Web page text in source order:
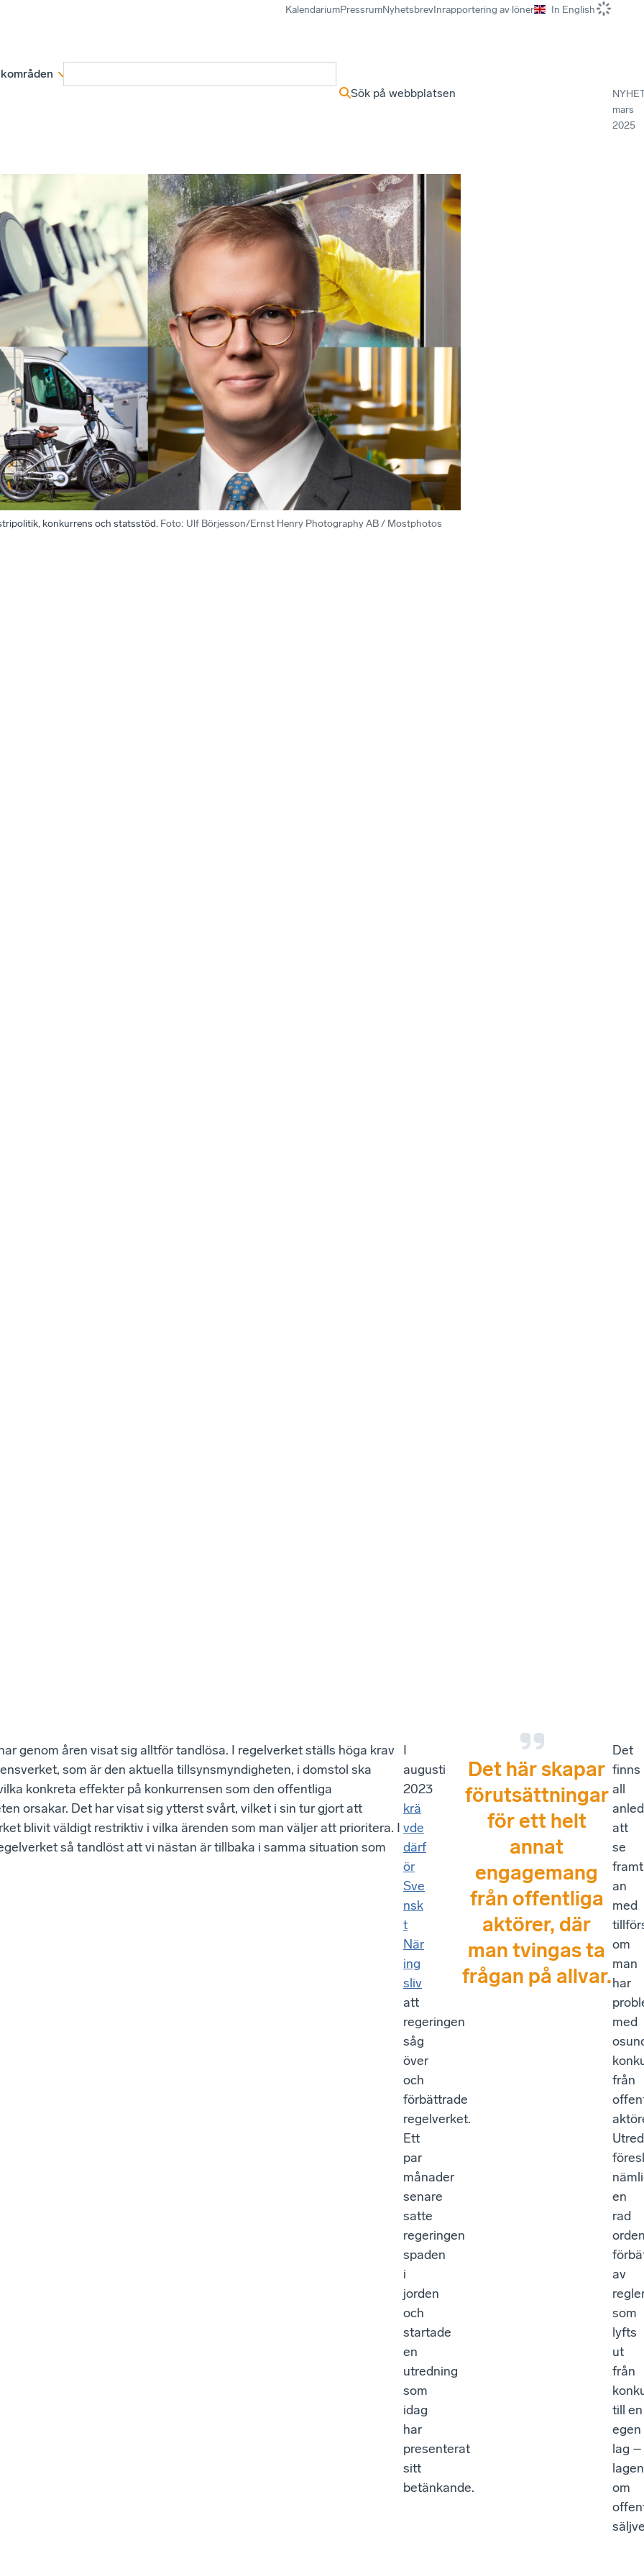
KalendariumPressrumNyhetsbrevInrapportering av löner In English
Sök på webbplatsen
mars
2025
konkurrens och statsstöd. Foto: Ulf Börjesson/Ernst Henry Photography AB / Mostphotos
genom åren visat sig alltför tandlösa. I regelverket ställs höga krav
som är den aktuella tillsynsmyndigheten, i domstol ska
konkreta effekter på konkurrensen som den offentliga
orsakar. Det har visat sig ytterst svårt, vilket i sin tur gjort att
blivit väldigt restriktiv i vilka ärenden som man väljer att prioritera. I
så tandlöst att vi nästan är tillbaka i samma situation som
I
augusti
2023
krä
vde
därf
ör
Sve
nsk
t
När
ing
sliv
att
regeringen
såg
över
och
förbättrade
regelverket.
Ett
par
månader
senare
satte
regeringen
spaden
i
jorden
och
startade
en
utredning
som
idag
har
presenterat
sitt
betänkande.
Det här skapar
förutsättningar
för ett helt
annat
engagemang
från offentliga
aktörer, där
man tvingas ta
frågan på allvar.
Det
finns
all
att
se
an
med
om
man
har
med
från
en
rad
av
som
lyfts
ut
från
till en
egen
lag –
lagen
om